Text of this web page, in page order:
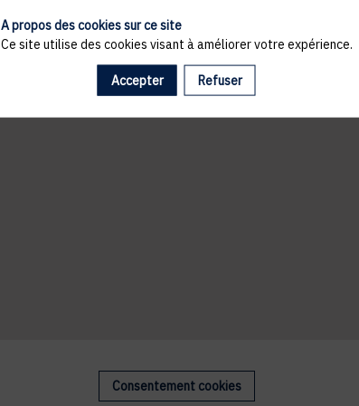
Consentement cookies
A propos des cookies sur ce site
Ce site utilise des cookies visant à améliorer votre expérience.
Accepter Refuser